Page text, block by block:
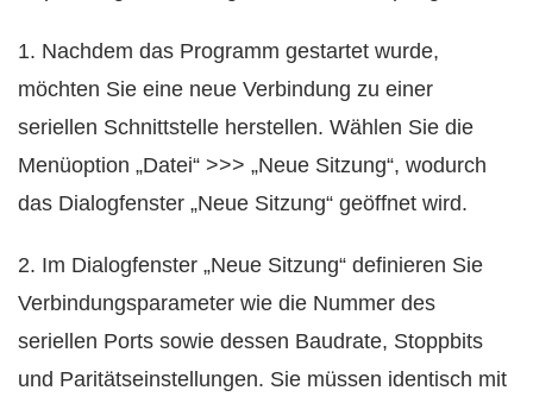
1. Nachdem das Programm gestartet wurde,
möchten Sie eine neue Verbindung zu einer
seriellen Schnittstelle herstellen. Wählen Sie die
Menüoption „Datei“ >>> „Neue Sitzung“, wodurch
das Dialogfenster „Neue Sitzung“ geöffnet wird.
2. Im Dialogfenster „Neue Sitzung“ definieren Sie
Verbindungsparameter wie die Nummer des
seriellen Ports sowie dessen Baudrate, Stoppbits
und Paritätseinstellungen. Sie müssen identisch mit